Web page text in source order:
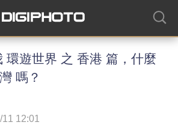
環遊世界 之 香港 篇，什麼
嗎？
12:01